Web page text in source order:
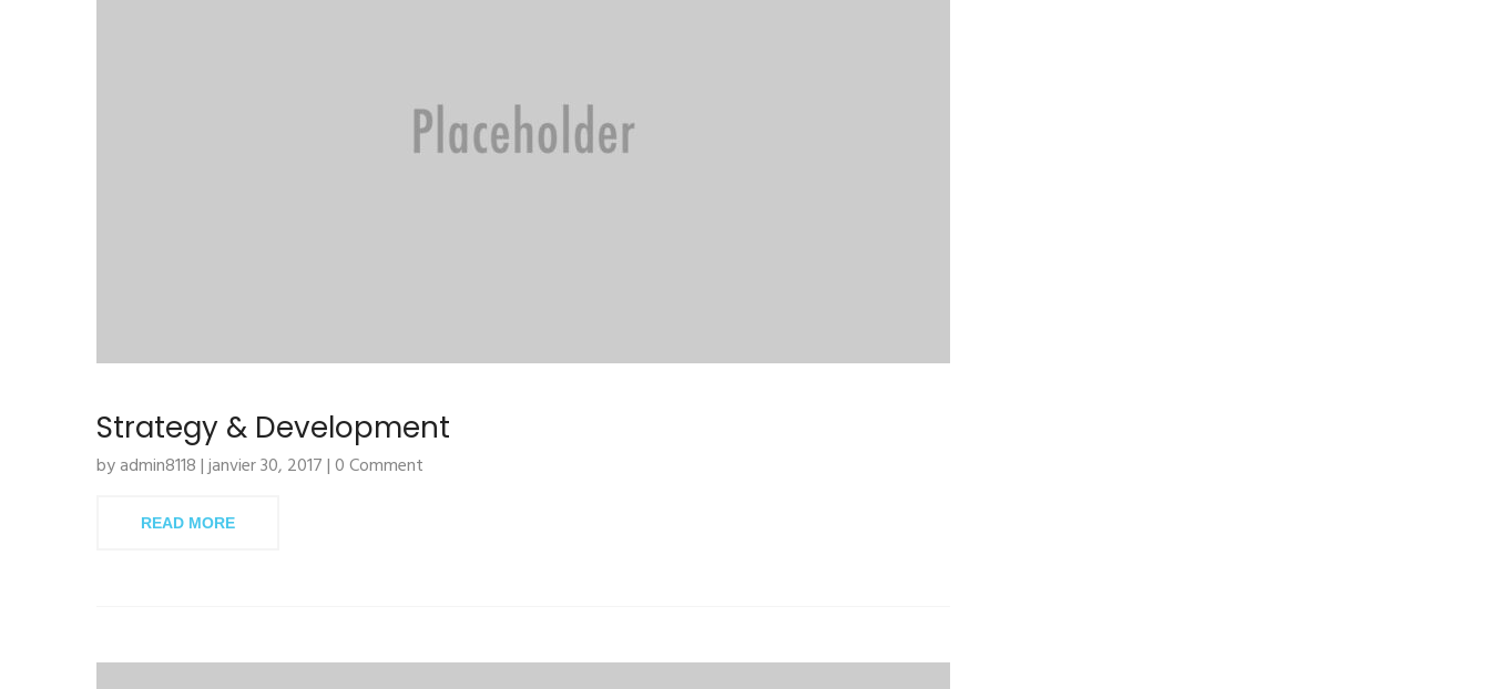
Strategy & Development
by admin8118 | janvier 30, 2017 | 0 Comment
READ MORE